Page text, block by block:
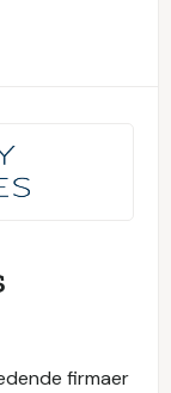
firmaer